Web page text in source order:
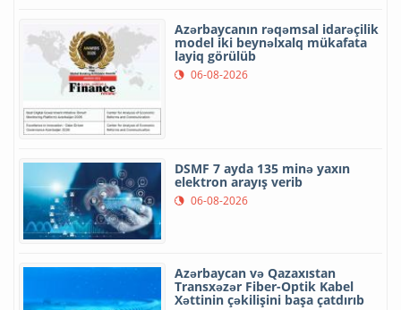
Azərbaycanın rəqəmsal idarəçilik
model iki beynəlxalq mükafata
layiq görülüb
06-08-2026
DSMF 7 ayda 135 minə yaxın
elektron arayış verib
06-08-2026
Azərbaycan və Qazaxıstan
Transxəzər Fiber-Optik Kabel
Xəttinin çəkilişini başa çatdırıb